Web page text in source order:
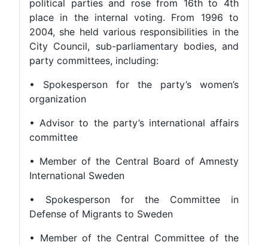
political parties and rose from 16th to 4th
place in the internal voting. From 1996 to
2004, she held various responsibilities in the
City Council, sub-parliamentary bodies, and
party committees, including:
• Spokesperson for the party’s women’s
organization
• Advisor to the party’s international affairs
committee
• Member of the Central Board of Amnesty
International Sweden
• Spokesperson for the Committee in
Defense of Migrants to Sweden
• Member of the Central Committee of the